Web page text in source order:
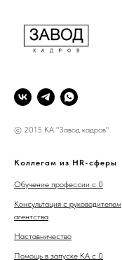
© 2015 КА "Завод кадров"
Коллегам из HR-сферы
Обучение профессии с 0
Консультация с руководителем
агентства
Наставничество
Помощь в запуске КА с 0